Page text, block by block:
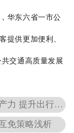
华东六省一市公
提供更加便利、
交通高质量发展
上一篇：沈卫平：培育公交新质生产力 提升出行服务综合质效 推进城市公共交通高质量发展
免策略浅析